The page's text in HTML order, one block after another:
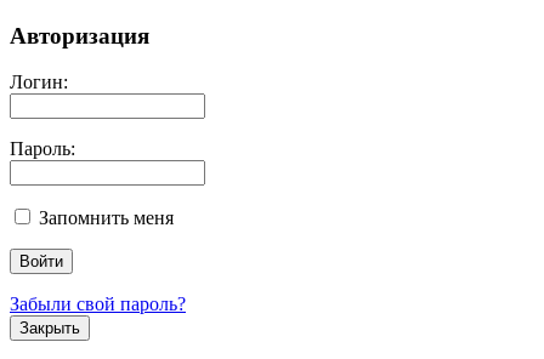
Авторизация
Логин:
Пароль:
Запомнить меня
Забыли свой пароль?
Закрыть